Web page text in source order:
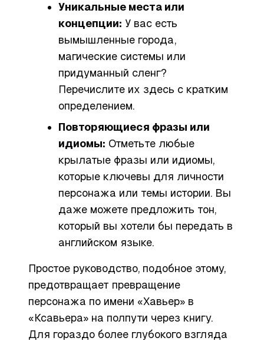
Уникальные места или
концепции: У вас есть
вымышленные города,
магические системы или
придуманный сленг?
Перечислите их здесь с кратким
определением.
Повторяющиеся фразы или
идиомы: Отметьте любые
крылатые фразы или идиомы,
которые ключевы для личности
персонажа или темы истории. Вы
даже можете предложить тон,
который вы хотели бы передать в
английском языке.
Простое руководство, подобное этому,
предотвращает превращение
персонажа по имени «Хавьер» в
«Ксавьера» на полпути через книгу.
Для гораздо более глубокого взгляда